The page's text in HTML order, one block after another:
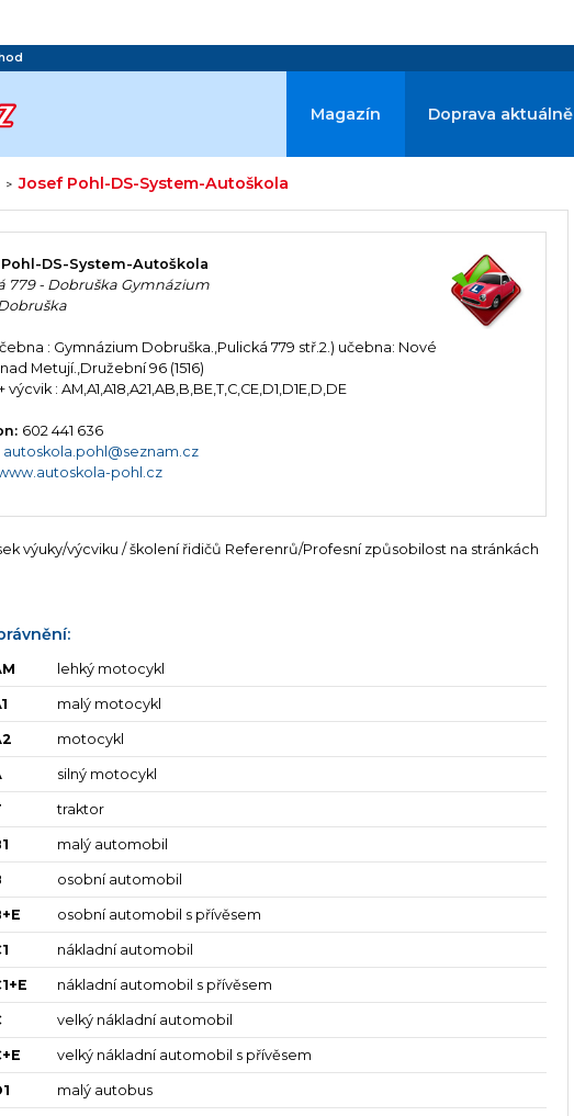
Magazín Doprava aktuálně
>Josef Pohl-DS-System-Autoškola
DS-System-Autoškola
779 - Dobruška Gymnázium
Dobruška
: Gymnázium Dobruška.,Pulická 779 stř.2.) učebna: Nové
Metují.,Družební 96 (1516)
výcvik : AM,A1,A18,A21,AB,B,BE,T,C,CE,D1,D1E,D,DE
602 441 636
autoskola.pohl@seznam.cz
pohl.cz
výuky/výcviku / školení řidičů Referenrů/Profesní způsobilost na stránkách
lehký motocykl
malý motocykl
motocykl
silný motocykl
traktor
malý automobil
osobní automobil
osobní automobil s přívěsem
nákladní automobil
nákladní automobil s přívěsem
velký nákladní automobil
velký nákladní automobil s přívěsem
malý autobus